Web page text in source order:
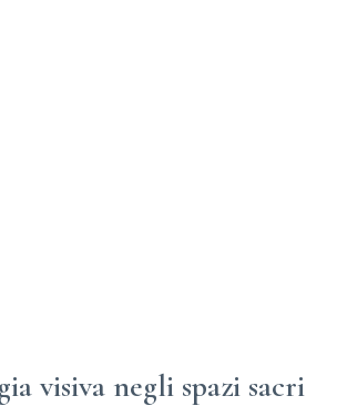
visiva negli spazi sacri